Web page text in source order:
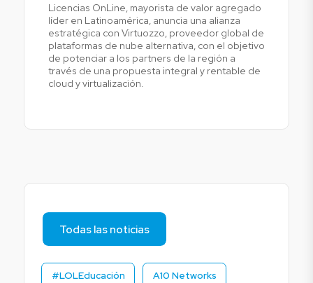
Todas las noticias
#LOLEducación A10 Networks
Licencias OnLine, mayorista de valor agregado
líder en Latinoamérica, anuncia una alianza
estratégica con Virtuozzo, proveedor global de
plataformas de nube alternativa, con el objetivo
de potenciar a los partners de la región a
través de una propuesta integral y rentable de
cloud y virtualización.